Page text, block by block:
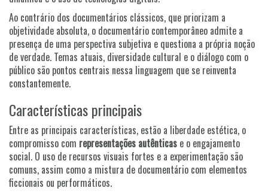
Ao contrário dos documentários clássicos, que priorizam a
objetividade absoluta, o documentário contemporâneo admite a
presença de uma perspectiva subjetiva e questiona a própria noção
de verdade. Temas atuais, diversidade cultural e o diálogo com o
público são pontos centrais nessa linguagem que se reinventa
constantemente.
Características principais
Entre as principais características, estão a liberdade estética, o
compromisso com representações autênticas e o engajamento
social. O uso de recursos visuais fortes e a experimentação são
comuns, assim como a mistura de documentário com elementos
ficcionais ou performáticos.